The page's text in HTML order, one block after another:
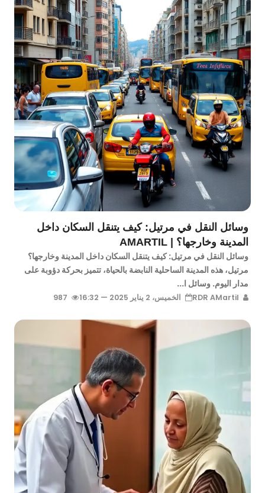
وسائل النقل في مرتيل: كيف يتنقل السكان داخل
المدينة وخارجها؟ | AMARTIL
وسائل النقل في مرتيل: كيف يتنقل السكان داخل المدينة وخارجها؟
مرتيل، هذه المدينة الساحلية النابضة بالحياة، تتميز بحركة دؤوبة على
مدار اليوم. وسائل ا...
الخميس، 2 يناير 2025 — 16:32